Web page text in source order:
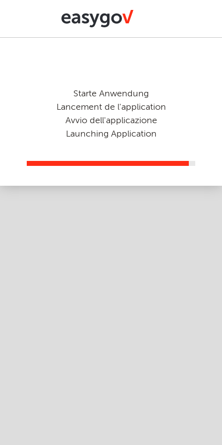
Starte Anwendung
Lancement de l'application
Avvio dell'applicazione
Launching Application